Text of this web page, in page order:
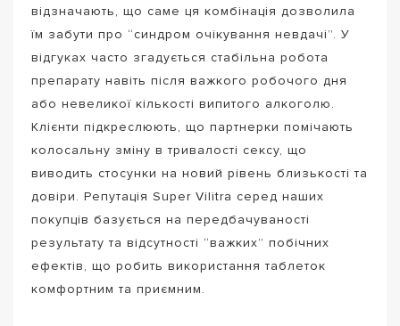
відзначають, що саме ця комбінація дозволила
їм забути про “синдром очікування невдачі”. У
відгуках часто згадується стабільна робота
препарату навіть після важкого робочого дня
або невеликої кількості випитого алкоголю.
Клієнти підкреслюють, що партнерки помічають
колосальну зміну в тривалості сексу, що
виводить стосунки на новий рівень близькості та
довіри. Репутація Super Vilitra серед наших
покупців базується на передбачуваності
результату та відсутності “важких” побічних
ефектів, що робить використання таблеток
комфортним та приємним.